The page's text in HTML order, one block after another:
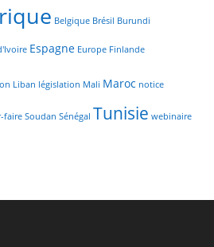
Belgique Brésil Burundi
Espagne Europe Finlande
Liban législation Mali Maroc notice
faire Soudan Sénégal Tunisie webinaire